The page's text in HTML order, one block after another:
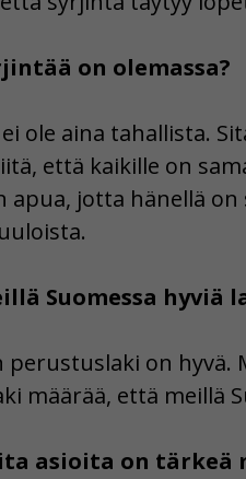
on olemassa?
ole aina tahallista.
että kaikille on
apua, jotta hänellä
Suomessa hyviä
perustuslaki on
määrää, että meillä
asioita on tärkeä